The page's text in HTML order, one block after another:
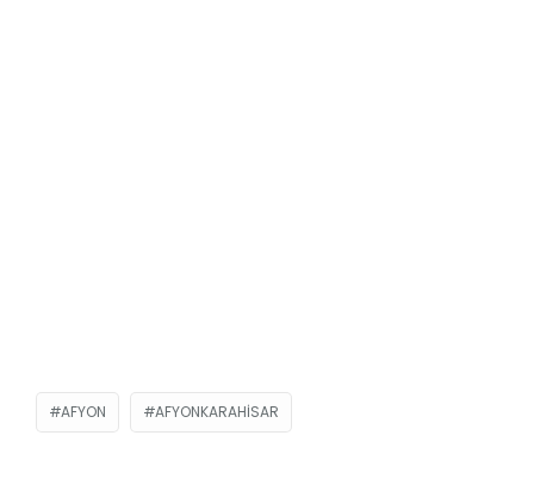
AFYON AFYONKARAHISAR